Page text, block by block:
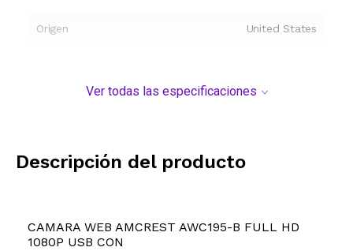
Origen United States
Ver todas las especificaciones
Descripción del producto
CAMARA WEB AMCREST AWC195-B FULL HD
1080P USB CON